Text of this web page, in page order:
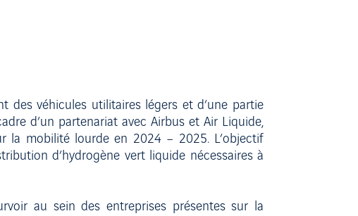
des véhicules utilitaires légers et d’une partie
d’un partenariat avec Airbus et Air Liquide,
la mobilité lourde en 2024 – 2025. L’objectif
d’hydrogène vert liquide nécessaires à
au sein des entreprises présentes sur la